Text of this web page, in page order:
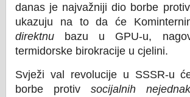
danas je najvažniji dio borbe
ukazuju na to da će
direktnu bazu u GPU-u,
termidorske birokracije u cjelini.
Svježi val revolucije u SSSR-u
borbe protivsocijalnih